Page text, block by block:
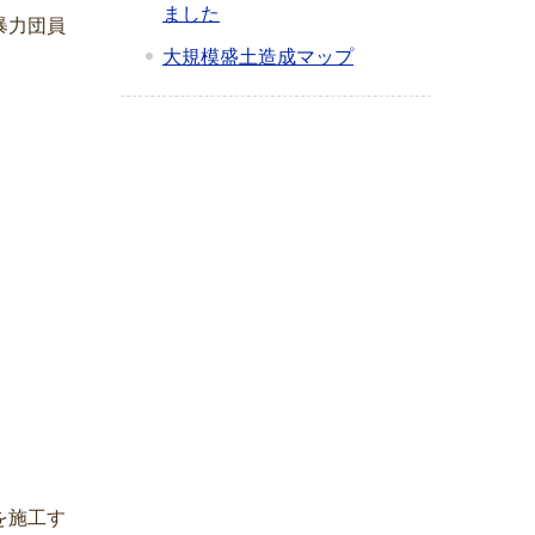
力団員
施工す
ました
大規模盛土造成マップ